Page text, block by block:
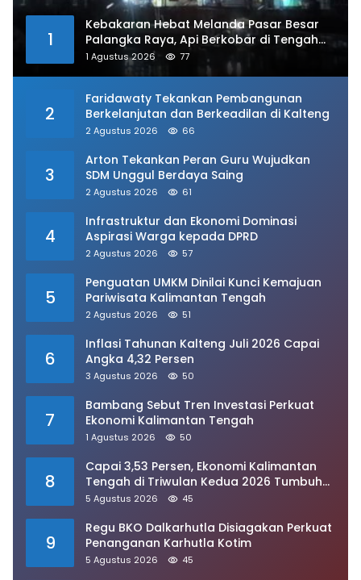
1
Kebakaran Hebat Melanda Pasar Besar
Palangka Raya, Api Berkobar di Tengah
Kawasan Padat
1 Agustus 2026 77
2
Faridawaty Tekankan Pembangunan
Berkelanjutan dan Berkeadilan di Kalteng
2 Agustus 2026 66
3
Arton Tekankan Peran Guru Wujudkan
SDM Unggul Berdaya Saing
2 Agustus 2026 61
4
Infrastruktur dan Ekonomi Dominasi
Aspirasi Warga kepada DPRD
2 Agustus 2026 57
5
Penguatan UMKM Dinilai Kunci Kemajuan
Pariwisata Kalimantan Tengah
2 Agustus 2026 51
6
Inflasi Tahunan Kalteng Juli 2026 Capai
Angka 4,32 Persen
3 Agustus 2026 50
7
Bambang Sebut Tren Investasi Perkuat
Ekonomi Kalimantan Tengah
1 Agustus 2026 50
8
Capai 3,53 Persen, Ekonomi Kalimantan
Tengah di Triwulan Kedua 2026 Tumbuh
Signifikan
5 Agustus 2026 45
9
Regu BKO Dalkarhutla Disiagakan Perkuat
Penanganan Karhutla Kotim
5 Agustus 2026 45